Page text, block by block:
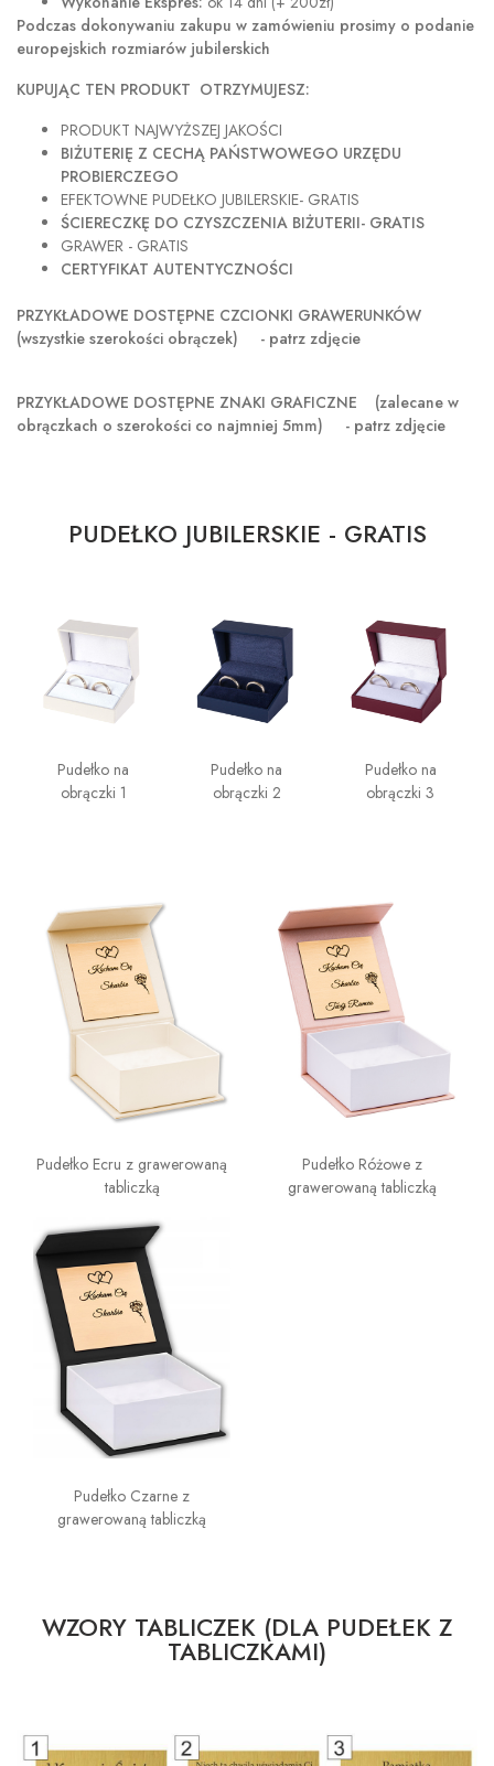
Podczas dokonywaniu zakupu w zamówieniu prosimy o podanie
europejskich rozmiarów jubilerskich
KUPUJĄC TEN PRODUKT OTRZYMUJESZ:
PRODUKT NAJWYŻSZEJ JAKOŚCI
BIŻUTERIĘ Z CECHĄ PAŃSTWOWEGO URZĘDU
PROBIERCZEGO
EFEKTOWNE PUDEŁKO JUBILERSKIE- GRATIS
ŚCIERECZKĘ DO CZYSZCZENIA BIŻUTERII- GRATIS
GRAWER - GRATIS
CERTYFIKAT AUTENTYCZNOŚCI
PRZYKŁADOWE DOSTĘPNE CZCIONKI GRAWERUNKÓW
(wszystkie szerokości obrączek) - patrz zdjęcie
PRZYKŁADOWE DOSTĘPNE ZNAKI GRAFICZNE (zalecane w
obrączkach o szerokości co najmniej 5mm) - patrz zdjęcie
PUDEŁKO JUBILERSKIE - GRATIS
Pudełko na
obrączki 1
Pudełko na
obrączki 2
Pudełko na
obrączki 3
Pudełko Ecru z grawerowaną
tabliczką
Pudełko Różowe z
grawerowaną tabliczką
Pudełko Czarne z
grawerowaną tabliczką
WZORY TABLICZEK (DLA PUDEŁEK Z
TABLICZKAMI)